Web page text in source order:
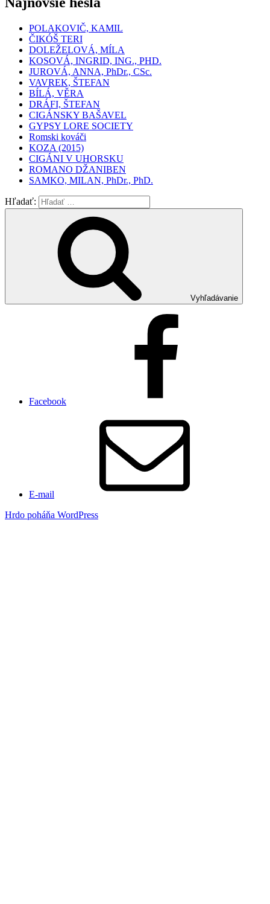
POLAKOVIČ, KAMIL
ČIKÓŠ TERI
DOLEŽELOVÁ, MÍLA
KOSOVÁ, INGRID, ING., PHD.
JUROVÁ, ANNA, PhDr., CSc.
VAVREK, ŠTEFAN
BÍLÁ, VĚRA
DRÁFI, ŠTEFAN
CIGÁNSKY BAŠAVEL
GYPSY LORE SOCIETY
Romski kováči
KOZA (2015)
CIGÁNI V UHORSKU
ROMANO DŽANIBEN
SAMKO, MILAN, PhDr., PhD.
Hľadať:
Vyhľadávanie
Facebook
E-mail
Hrdo poháňa WordPress